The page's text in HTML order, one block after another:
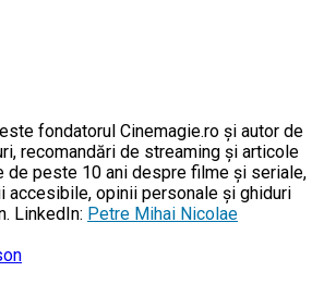
fondatorul Cinemagie.ro și autor de
recomandări de streaming și articole
de peste 10 ani despre filme și seriale,
accesibile, opinii personale și ghiduri
LinkedIn: Petre Mihai Nicolae